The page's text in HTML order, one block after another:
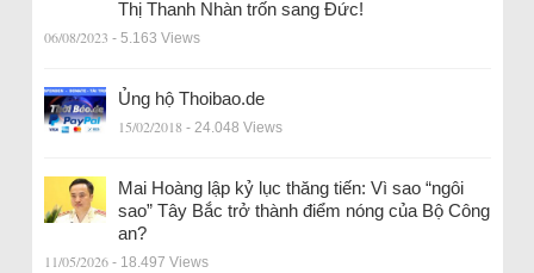
Thị Thanh Nhàn trốn sang Đức!
06/08/2023 - 5.163 Views
Ủng hộ Thoibao.de
15/02/2018 - 24.048 Views
Mai Hoàng lập kỷ lục thăng tiến: Vì sao “ngôi
sao” Tây Bắc trở thành điểm nóng của Bộ Công
an?
11/05/2026 - 18.497 Views